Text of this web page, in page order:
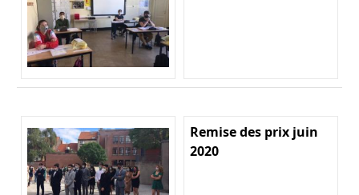
Remise des prix juin
2020